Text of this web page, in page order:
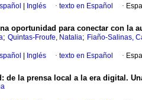
Inglés · texto en Español ·
oportunidad para conectar con la
; Quintas-Froufe, Natalia; Fiaño-Salinas,
Inglés · texto en Español ·
de la prensa local a la era digital.